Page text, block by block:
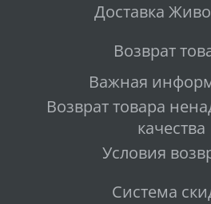
Доставка
Возврат
Важная
Возврат товара
качества
Условия
Система